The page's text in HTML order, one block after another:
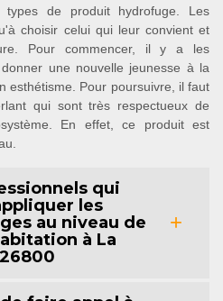
de produit hydrofuge. Les
choisir celui qui leur convient et
Pour commencer, il y a les
une nouvelle jeunesse à la
esthétisme. Pour poursuivre, il faut
qui sont très respectueux de
En effet, ce produit est
qui
les
au niveau de
à La